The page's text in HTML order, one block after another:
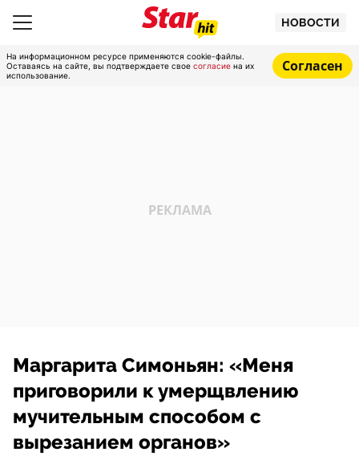
НОВОСТИ
На информационном ресурсе применяются cookie-файлы.
Оставаясь на сайте, вы подтверждаете свое согласие на их
использование.
Согласен
Маргарита Симоньян: «Меня
приговорили к умерщвлению
мучительным способом с
вырезанием органов»